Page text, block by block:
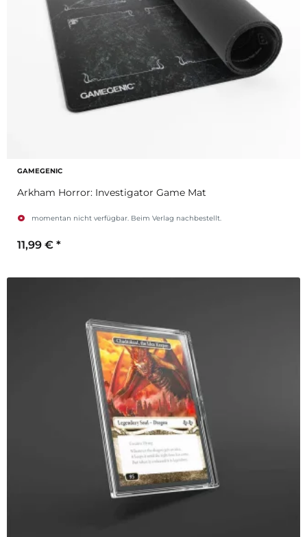
GAMEGENIC
Arkham Horror: Investigator Game Mat
momentan nicht verfügbar. Beim Verlag nachbestellt.
11,99 € *